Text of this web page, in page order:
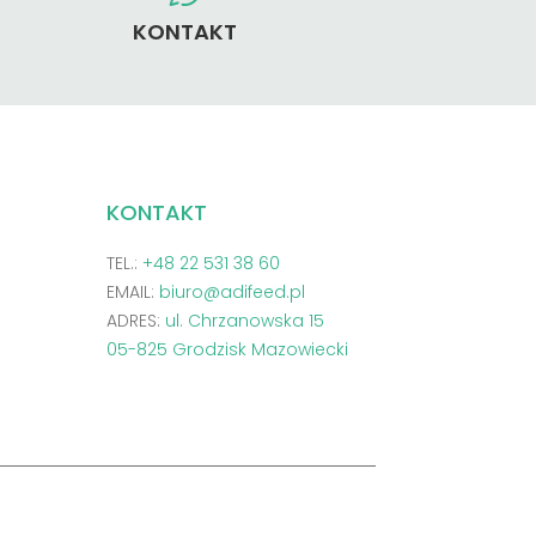
KONTAKT
KONTAKT
TEL.: +48 22 531 38 60
EMAIL: biuro@adifeed.pl
ADRES: ul. Chrzanowska 15
05-825 Grodzisk Mazowiecki